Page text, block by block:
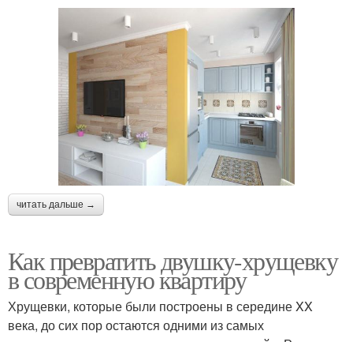
читать дальше →
Как превратить двушку-хрущевку
в современную квартиру
Хрущевки, которые были построены в середине XX
века, до сих пор остаются одними из самых